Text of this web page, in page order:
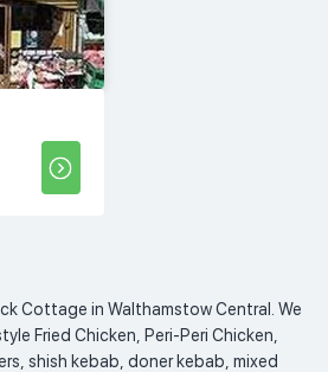
Cottage in Walthamstow Central. We
Fried Chicken, Peri-Peri Chicken,
shish kebab, doner kebab, mixed